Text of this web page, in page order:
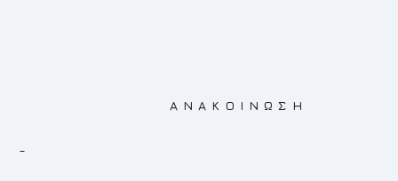
Α Ν Α Κ Ο Ι Ν Ω Σ Η